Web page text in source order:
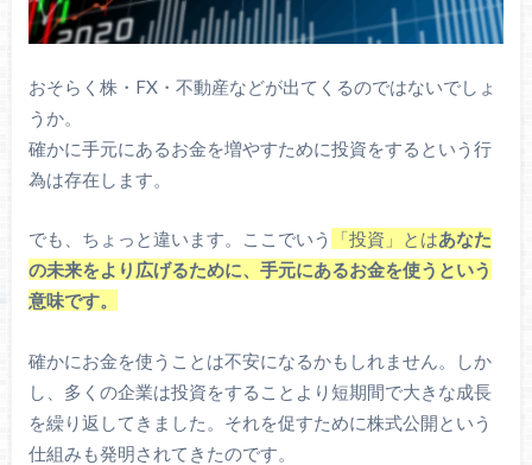
おそらく株・FX・不動産などが出てくるのではないでしょ
うか。
確かに手元にあるお金を増やすために投資をするという行
為は存在します。
でも、ちょっと違います。ここでいう 「投資」とはあなた
の未来をより広げるために、手元にあるお金を使うという
意味です。
確かにお金を使うことは不安になるかもしれません。しか
し、多くの企業は投資をすることより短期間で大きな成長
を繰り返してきました。それを促すために株式公開という
仕組みも発明されてきたのです。